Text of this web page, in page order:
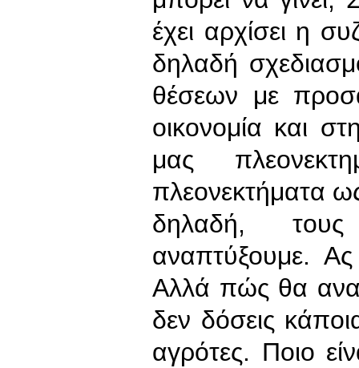
έχει αρχίσει η
δηλαδή
θέσεων με
οικονομία και
μας
πλεονεκτήματα
δηλαδή,
αναπτύξουμε.
Αλλά πώς θα
δεν δόσεις
αγρότες. Ποιο